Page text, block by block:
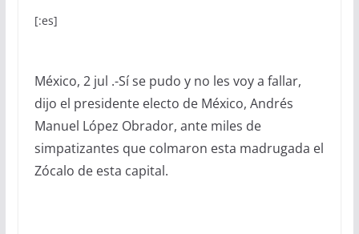
[:es]
México, 2 jul .-Sí se pudo y no les voy a fallar,
dijo el presidente electo de México, Andrés
Manuel López Obrador, ante miles de
simpatizantes que colmaron esta madrugada el
Zócalo de esta capital.